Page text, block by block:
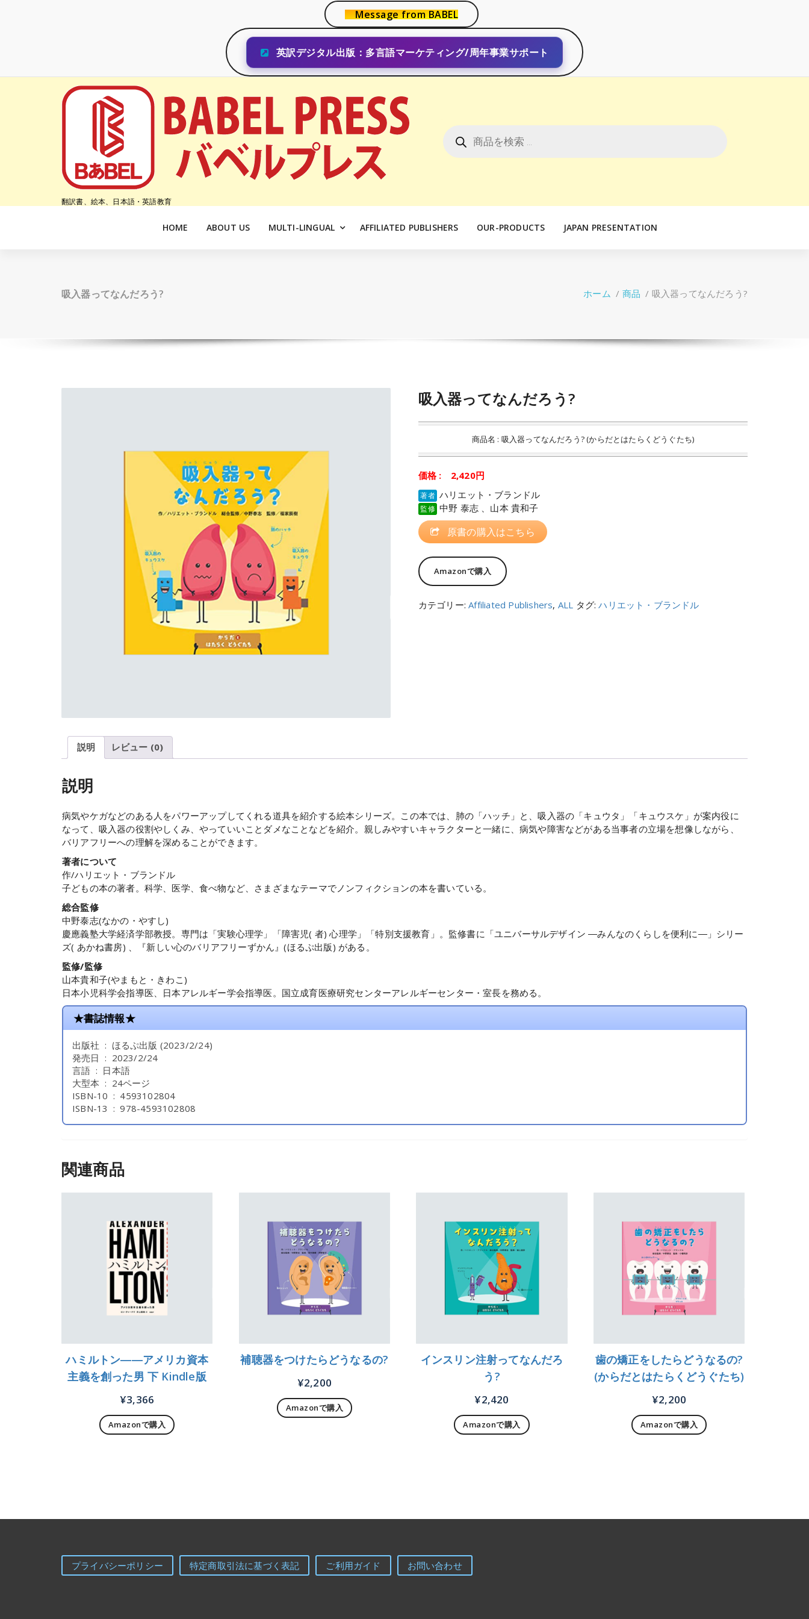
Message from BABEL
英訳デジタル出版：多言語マーケティング/周年事業サポート
翻訳書、絵本、日本語・英語教育
商
品
検
索
HOME ABOUT US MULTI-LINGUAL AFFILIATED PUBLISHERS OUR-PRODUCTS JAPAN PRESENTATION
吸入器ってなんだろう? ホーム / 商品 / 吸入器ってなんだろう?
吸入器ってなんだろう?
商品名 : 吸入器ってなんだろう? (からだとはたらくどうぐたち)
価格 : 2,420円
著者 ハリエット・ブランドル
監修 中野 泰志 、山本 貴和子
原書の購入はこちら
Amazonで購入
カテゴリー:Affiliated Publishers, ALL タグ:ハリエット・ブランドル
説明 レビュー (0)
説明
病気やケガなどのある人をパワーアップしてくれる道具を紹介する絵本シリーズ。この本では、肺の「ハッチ」と、吸入器の「キュウタ」「キュウスケ」が案内役に
なって、吸入器の役割やしくみ、やっていいことダメなことなどを紹介。親しみやすいキャラクターと一緒に、病気や障害などがある当事者の立場を想像しながら、
バリアフリーへの理解を深めることができます。
著者について
作/ハリエット・ブランドル
子どもの本の著者。科学、医学、食べ物など、さまざまなテーマでノンフィクションの本を書いている。
総合監修
中野泰志(なかの・やすし)
慶應義塾大学経済学部教授。専門は「実験心理学」「障害児( 者) 心理学」「特別支援教育」。監修書に「ユニバーサルデザイン ―みんなのくらしを便利に―」シリー
ズ( あかね書房) 、『新しい心のバリアフリーずかん』(ほるぷ出版) がある。
監修/監修
山本貴和子(やまもと・きわこ)
日本小児科学会指導医、日本アレルギー学会指導医。国立成育医療研究センターアレルギーセンター・室長を務める。
★書誌情報★
出版社 ‏ : ‎ ほるぷ出版 (2023/2/24)
発売日 ‏ : ‎ 2023/2/24
言語 ‏ : ‎ 日本語
大型本 ‏ : ‎ 24ページ
ISBN-10 ‏ : ‎ 4593102804
ISBN-13 ‏ : ‎ 978-4593102808
関連商品
ハミルトン――アメリカ資本
主義を創った男 下 Kindle版
¥3,366
Amazonで購入
補聴器をつけたらどうなるの?
¥2,200
Amazonで購入
インスリン注射ってなんだろ
う?
¥2,420
Amazonで購入
歯の矯正をしたらどうなるの?
(からだとはたらくどうぐたち)
¥2,200
Amazonで購入
プライバシーポリシー 特定商取引法に基づく表記 ご利用ガイド お問い合わせ